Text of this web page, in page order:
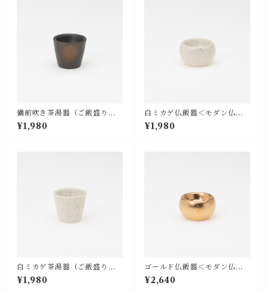
備前吹き茶湯器（ご飯盛り兼
用）＜モダン仏具 単品 基本色
＞【676-106】
¥1,980
白ミカゲ仏飯器＜モダン仏具
単品 基本色＞【676-205】
¥1,980
白ミカゲ茶湯器（ご飯盛り兼
用）＜モダン仏具 単品 基本色
＞【676-206】
¥1,980
ゴールド仏飯器＜モダン仏具
単品 特別色＞【676-305】
¥2,640